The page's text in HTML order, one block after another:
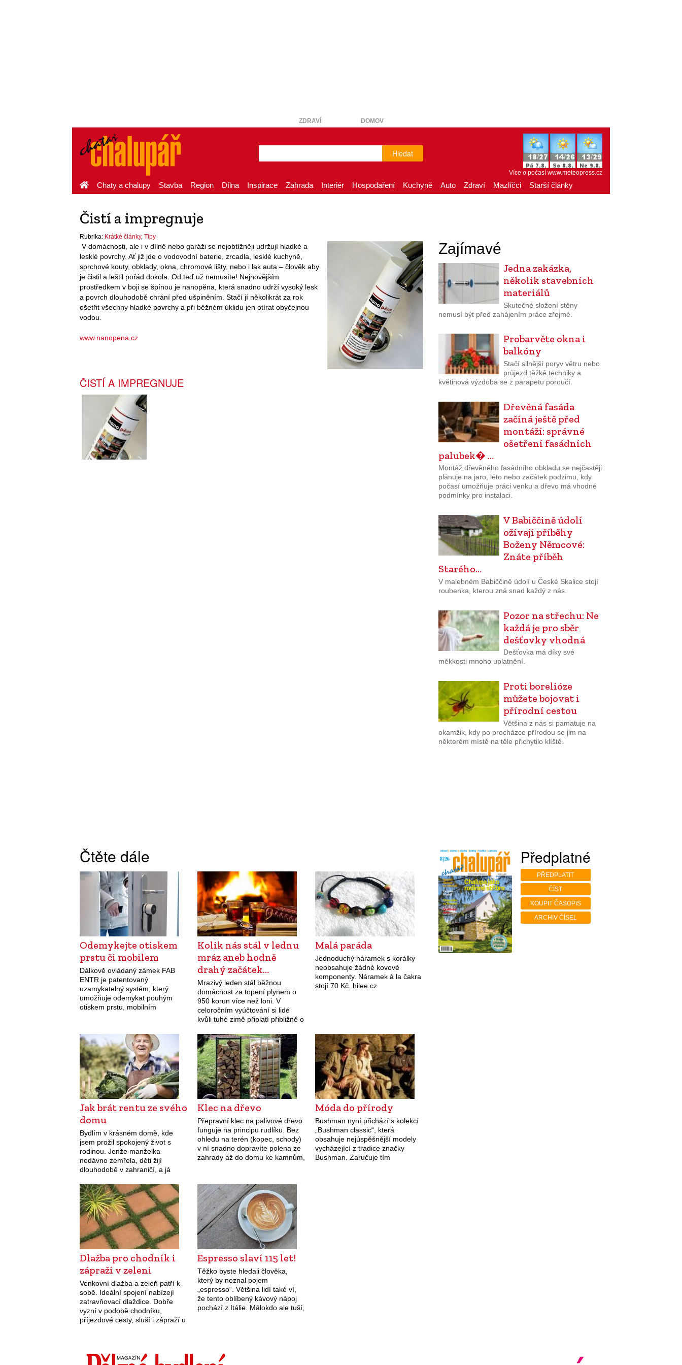
ZDRAVÍ DOMOV
Hledat
Více o počasí www.meteopress.cz
Chaty a chalupy Stavba Region Dílna Inspirace Zahrada Interiér Hospodaření Kuchyně Auto Zdraví Mazlíčci Starší články
Čistí a impregnuje
Rubrika: Krátké články, Tipy
V domácnosti, ale i v dílně nebo garáži se nejobtížněji udržují hladké a
lesklé povrchy. Ať již jde o vodovodní baterie, zrcadla, lesklé kuchyně,
sprchové kouty, obklady, okna, chromové lišty, nebo i lak auta – člověk aby
je čistil a leštil pořád dokola. Od teď už nemusíte! Nejnovějším
prostředkem v boji se špínou je nanopěna, která snadno udrží vysoký lesk
a povrch dlouhodobě chrání před ušpiněním. Stačí jí několikrát za rok
ošetřit všechny hladké povrchy a při běžném úklidu jen otírat obyčejnou
vodou.
www.nanopena.cz
ČISTÍ A IMPREGNUJE
Zajímavé
Jedna zakázka,
několik stavebních
materiálů
Skutečné složení stěny
nemusí být před zahájením práce zřejmé.
Probarvěte okna i
balkóny
Stačí silnější poryv větru nebo
průjezd těžké techniky a
květinová výzdoba se z parapetu poroučí.
Dřevěná fasáda
začíná ještě před
montáží: správné
ošetření fasádních
palubek� …
Montáž dřevěného fasádního obkladu se nejčastěji
plánuje na jaro, léto nebo začátek podzimu, kdy
počasí umožňuje práci venku a dřevo má vhodné
podmínky pro instalaci.
V Babiččině údolí
ožívají příběhy
Boženy Němcové:
Znáte příběh
Starého…
V malebném Babiččině údolí u České Skalice stojí
roubenka, kterou zná snad každý z nás.
Pozor na střechu: Ne
každá je pro sběr
dešťovky vhodná
Dešťovka má díky své
měkkosti mnoho uplatnění.
Proti borelióze
můžete bojovat i
přírodní cestou
Většina z nás si pamatuje na
okamžik, kdy po procházce přírodou se jim na
některém místě na těle přichytilo klíště.
Čtěte dále
Odemykejte otiskem
prstu či mobilem
Dálkově ovládaný zámek FAB
ENTR je patentovaný
uzamykatelný systém, který
umožňuje odemykat pouhým
otiskem prstu, mobilním
továrně v Rychnově nad
Kněžnou, prodávat se bude po
celé…
Kolik nás stál v lednu
mráz aneb hodně
drahý začátek…
Mrazivý leden stál běžnou
domácnost za topení plynem o
950 korun více než loni. V
celoročním vyúčtování si lidé
kvůli tuhé zimě připlatí přibližně o
údajů Českého
hydrometeorologického…
Malá paráda
Jednoduchý náramek s korálky
neobsahuje žádné kovové
komponenty. Náramek à la čakra
stojí 70 Kč. hilee.cz
Jak brát rentu ze svého
domu
Bydlím v krásném domě, kde
jsem prožil spokojený život s
rodinou. Jenže manželka
nedávno zemřela, děti žijí
dlouhodobě v zahraničí, a já
bych ve svém domě dožil,
protože nic jiného nemám.…
Klec na dřevo
Přepravní klec na palivové dřevo
funguje na principu rudlíku. Bez
ohledu na terén (kopec, schody)
v ní snadno dopravíte polena ze
zahrady až do domu ke kamnům,
Móda do přírody
Bushman nyní přichází s kolekcí
„Bushman classic“, která
obsahuje nejúspěšnější modely
vycházející z tradice značky
Bushman. Zaručuje tím
Dlažba pro chodník i
zápraží v zeleni
Venkovní dlažba a zeleň patří k
sobě. Ideální spojení nabízejí
zatravňovací dlaždice. Dobře
vyzní v podobě chodníku,
příjezdové cesty, sluší i zápraží u
Espresso slaví 115 let!
Těžko byste hledali člověka,
který by neznal pojem
„espresso“. Většina lidí také ví,
že tento oblíbený kávový nápoj
pochází z Itálie. Málokdo ale tuší,
Předplatné
PŘEDPLATIT
ČÍST
KOUPIT ČASOPIS
ARCHIV ČÍSEL